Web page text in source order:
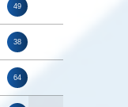
49
38
64